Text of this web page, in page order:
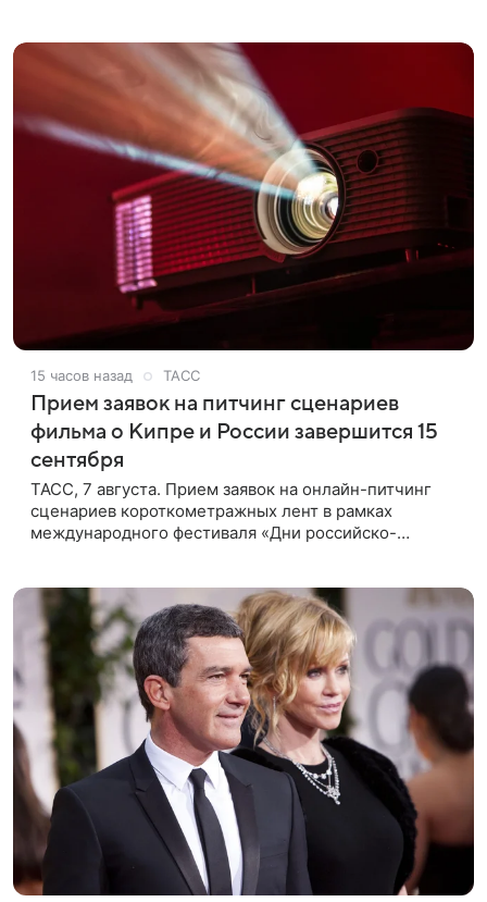
15 часов назад ТАСС
Прием заявок на питчинг сценариев
фильма о Кипре и России завершится 15
сентября
ТАСС, 7 августа. Прием заявок на онлайн-питчинг
сценариев короткометражных лент в рамках
международного фестиваля «Дни российско-